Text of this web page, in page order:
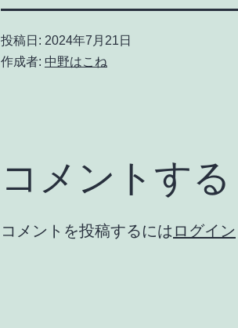
投稿日: 2024年7月21日
作成者: 中野はこね
コメントする
コメントを投稿するには ログイン